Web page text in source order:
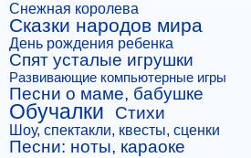
Снежная королева
Сказки народов мира
День рождения ребенка
Спят усталые игрушки
Развивающие компьютерные игры
Песни о маме, бабушке
Обучалки Стихи
Шоу, спектакли, квесты, сценки
Песни: ноты, караоке